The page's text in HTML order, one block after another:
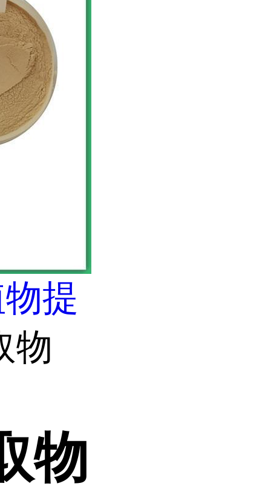
提
物
物